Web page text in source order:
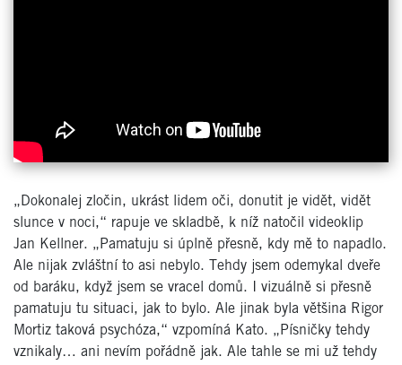
„Dokonalej zločin, ukrást lidem oči, donutit je vidět, vidět
slunce v noci,“ rapuje ve skladbě, k níž natočil videoklip
Jan Kellner. „Pamatuju si úplně přesně, kdy mě to napadlo.
Ale nijak zvláštní to asi nebylo. Tehdy jsem odemykal dveře
od baráku, když jsem se vracel domů. I vizuálně si přesně
pamatuju tu situaci, jak to bylo. Ale jinak byla většina Rigor
Mortiz taková psychóza,“ vzpomíná Kato. „Písničky tehdy
vznikaly… ani nevím pořádně jak. Ale tahle se mi už tehdy